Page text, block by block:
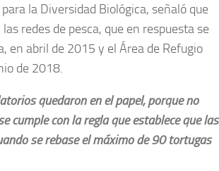
la Diversidad Biológica, señaló que
redes de pesca, que en respuesta se
en abril de 2015 y el Área de Refugio
de 2018.
quedaron en el papel, porque no
cumple con la regla que establece que las
se rebase el máximo de 90 tortugas